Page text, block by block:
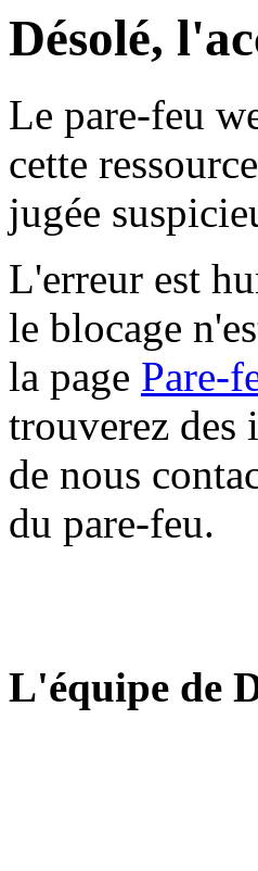
Désolé,
Le pare-feu
cette
jugée
L'erreur est
le blocage
la page Pare-
trouverez des
de nous
du pare-feu.
L'équipe de